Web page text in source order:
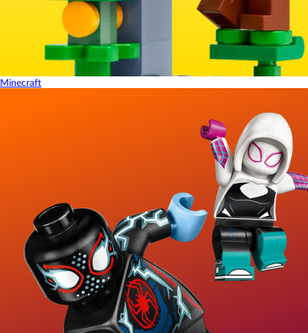
Minecraft